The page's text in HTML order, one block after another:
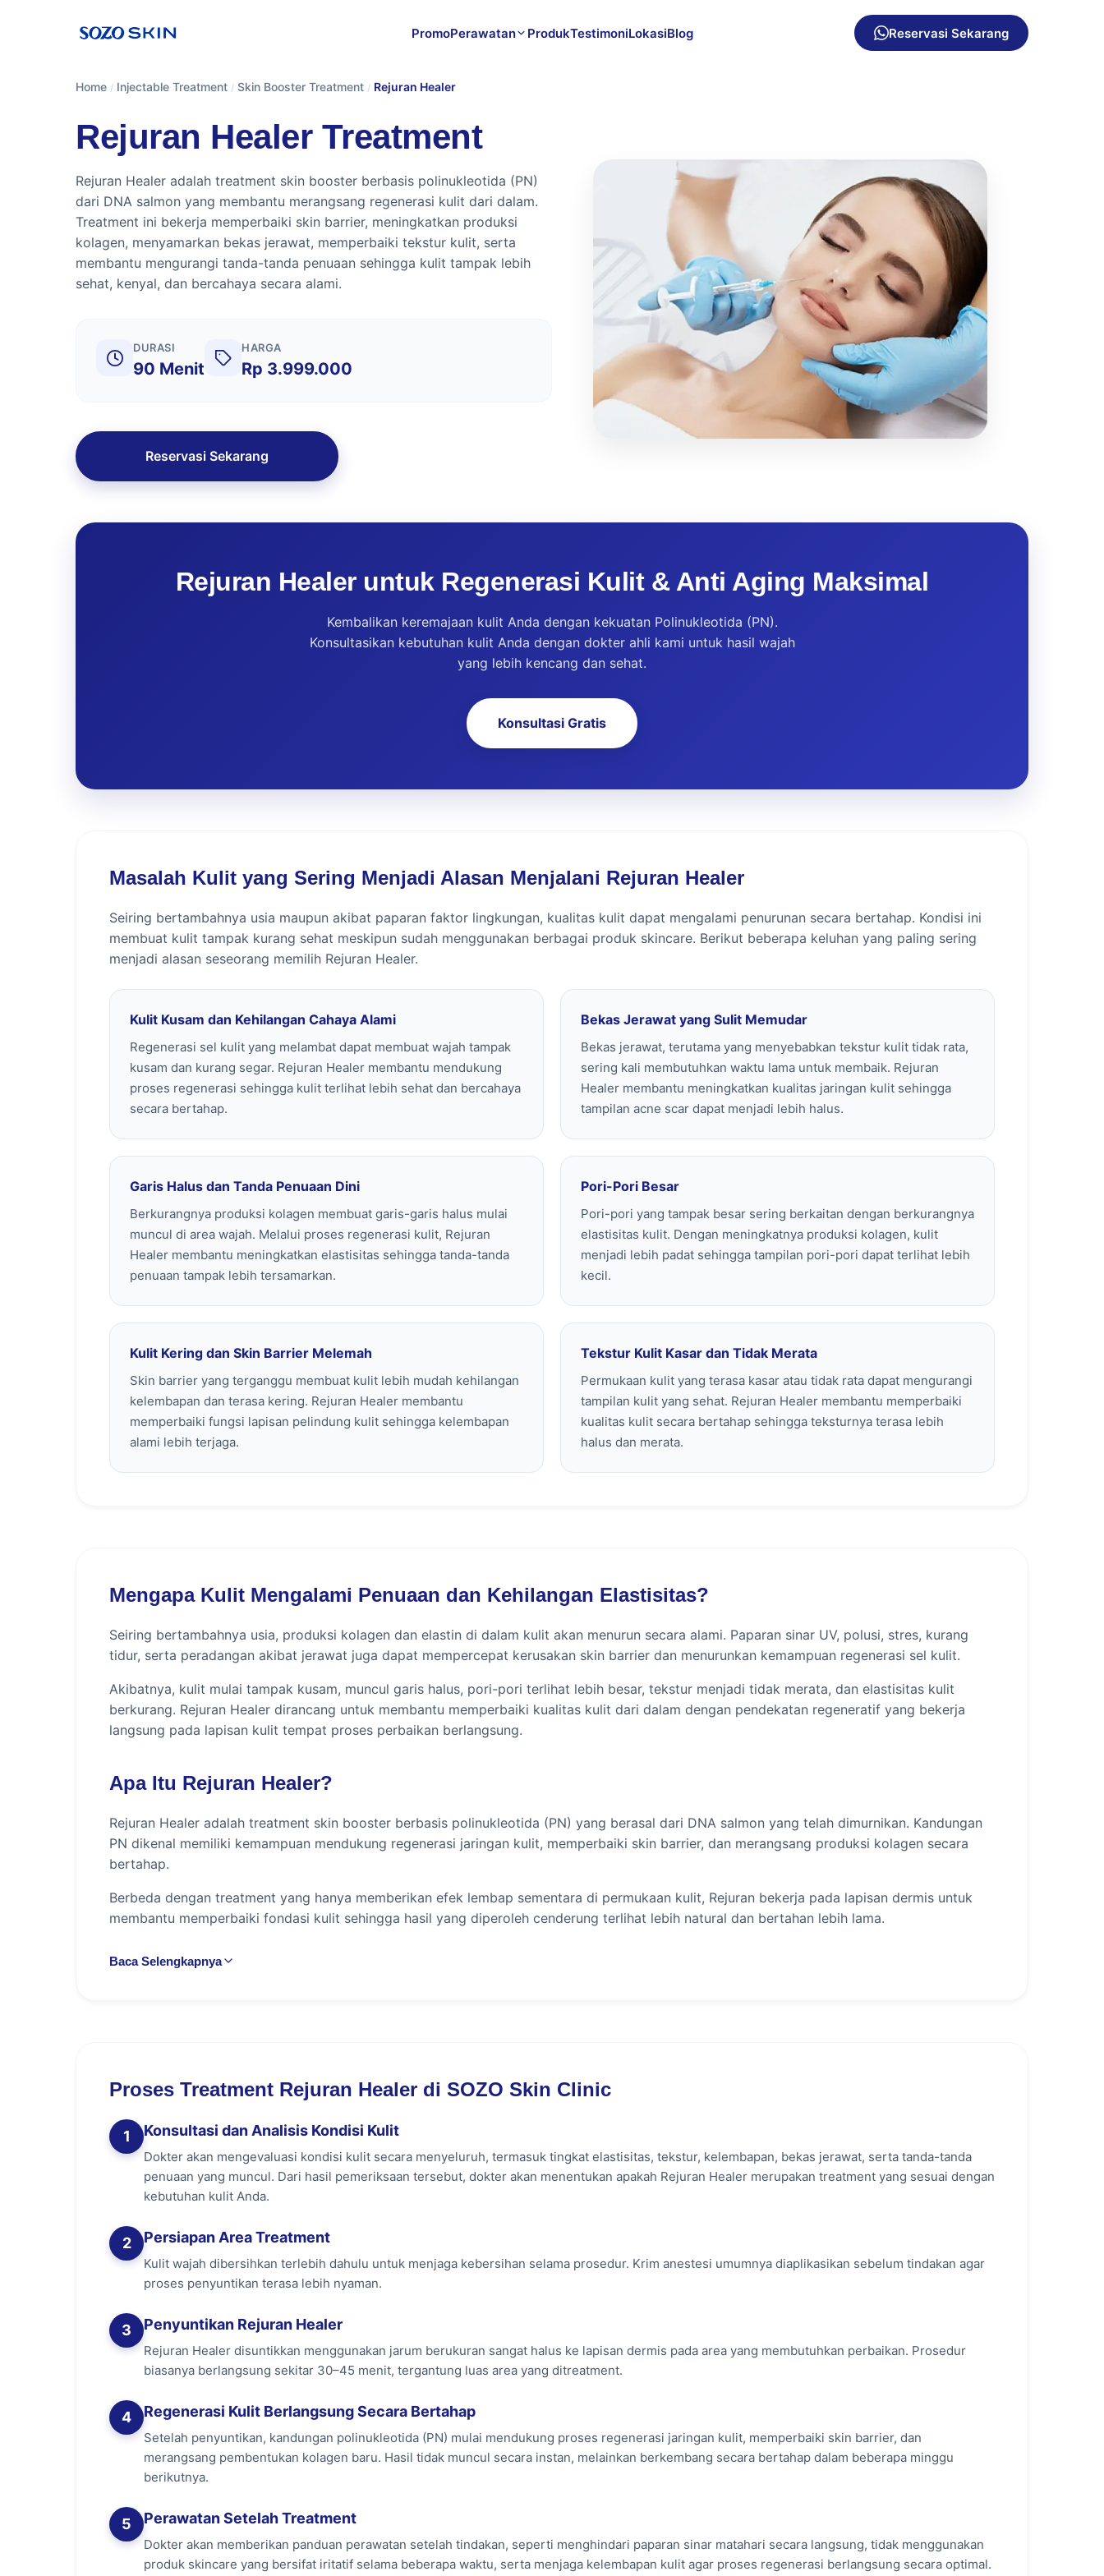
PromoPerawatan ProdukTestimoniLokasiBlog Reservasi Sekarang
Home / Injectable Treatment / Skin Booster Treatment / Rejuran Healer
Rejuran Healer Treatment
Rejuran Healer adalah treatment skin booster berbasis polinukleotida (PN)
dari DNA salmon yang membantu merangsang regenerasi kulit dari dalam.
Treatment ini bekerja memperbaiki skin barrier, meningkatkan produksi
kolagen, menyamarkan bekas jerawat, memperbaiki tekstur kulit, serta
membantu mengurangi tanda-tanda penuaan sehingga kulit tampak lebih
sehat, kenyal, dan bercahaya secara alami.
DURASI
90 Menit
HARGA
Rp 3.999.000
Reservasi Sekarang
Rejuran Healer untuk Regenerasi Kulit & Anti Aging Maksimal
Kembalikan keremajaan kulit Anda dengan kekuatan Polinukleotida (PN).
Konsultasikan kebutuhan kulit Anda dengan dokter ahli kami untuk hasil wajah
yang lebih kencang dan sehat.
Konsultasi Gratis
Masalah Kulit yang Sering Menjadi Alasan Menjalani Rejuran Healer
Seiring bertambahnya usia maupun akibat paparan faktor lingkungan, kualitas kulit dapat mengalami penurunan secara bertahap. Kondisi ini
membuat kulit tampak kurang sehat meskipun sudah menggunakan berbagai produk skincare. Berikut beberapa keluhan yang paling sering
menjadi alasan seseorang memilih Rejuran Healer.
Kulit Kusam dan Kehilangan Cahaya Alami
Regenerasi sel kulit yang melambat dapat membuat wajah tampak
kusam dan kurang segar. Rejuran Healer membantu mendukung
proses regenerasi sehingga kulit terlihat lebih sehat dan bercahaya
secara bertahap.
Bekas Jerawat yang Sulit Memudar
Bekas jerawat, terutama yang menyebabkan tekstur kulit tidak rata,
sering kali membutuhkan waktu lama untuk membaik. Rejuran
Healer membantu meningkatkan kualitas jaringan kulit sehingga
tampilan acne scar dapat menjadi lebih halus.
Garis Halus dan Tanda Penuaan Dini
Berkurangnya produksi kolagen membuat garis-garis halus mulai
muncul di area wajah. Melalui proses regenerasi kulit, Rejuran
Healer membantu meningkatkan elastisitas sehingga tanda-tanda
penuaan tampak lebih tersamarkan.
Pori-Pori Besar
Pori-pori yang tampak besar sering berkaitan dengan berkurangnya
elastisitas kulit. Dengan meningkatnya produksi kolagen, kulit
menjadi lebih padat sehingga tampilan pori-pori dapat terlihat lebih
kecil.
Kulit Kering dan Skin Barrier Melemah
Skin barrier yang terganggu membuat kulit lebih mudah kehilangan
kelembapan dan terasa kering. Rejuran Healer membantu
memperbaiki fungsi lapisan pelindung kulit sehingga kelembapan
alami lebih terjaga.
Tekstur Kulit Kasar dan Tidak Merata
Permukaan kulit yang terasa kasar atau tidak rata dapat mengurangi
tampilan kulit yang sehat. Rejuran Healer membantu memperbaiki
kualitas kulit secara bertahap sehingga teksturnya terasa lebih
halus dan merata.
Mengapa Kulit Mengalami Penuaan dan Kehilangan Elastisitas?
Seiring bertambahnya usia, produksi kolagen dan elastin di dalam kulit akan menurun secara alami. Paparan sinar UV, polusi, stres, kurang
tidur, serta peradangan akibat jerawat juga dapat mempercepat kerusakan skin barrier dan menurunkan kemampuan regenerasi sel kulit.
Akibatnya, kulit mulai tampak kusam, muncul garis halus, pori-pori terlihat lebih besar, tekstur menjadi tidak merata, dan elastisitas kulit
berkurang. Rejuran Healer dirancang untuk membantu memperbaiki kualitas kulit dari dalam dengan pendekatan regeneratif yang bekerja
langsung pada lapisan kulit tempat proses perbaikan berlangsung.
Apa Itu Rejuran Healer?
Rejuran Healer adalah treatment skin booster berbasis polinukleotida (PN) yang berasal dari DNA salmon yang telah dimurnikan. Kandungan
PN dikenal memiliki kemampuan mendukung regenerasi jaringan kulit, memperbaiki skin barrier, dan merangsang produksi kolagen secara
bertahap.
Berbeda dengan treatment yang hanya memberikan efek lembap sementara di permukaan kulit, Rejuran bekerja pada lapisan dermis untuk
membantu memperbaiki fondasi kulit sehingga hasil yang diperoleh cenderung terlihat lebih natural dan bertahan lebih lama.
Bagaimana Cara Kerja Rejuran Healer?
Fibroblast dirangsang untuk meningkatkan produksi kolagen dan elastin.
Skin barrier menjadi lebih kuat sehingga kemampuan kulit mempertahankan kelembapan meningkat.
Regenerasi kulit berlangsung bertahap dan kualitas kulit tampak semakin membaik dari waktu ke waktu.
Karena prosesnya mengikuti mekanisme alami regenerasi kulit, perubahan biasanya tidak terjadi secara instan, tetapi berkembang secara
progresif setelah beberapa minggu.
Masalah Kulit yang Dapat Diatasi Rejuran Healer
Kulit Kusam:Membantu meningkatkan regenerasi sel sehingga kulit tampak lebih cerah dan bercahaya.
Bekas Jerawat (Acne Scar):Membantu memperbaiki kualitas jaringan kulit sehingga tekstur bekas jerawat tampak lebih halus.
Garis Halus dan Kerutan:Membantu menyamarkan tanda awal penuaan dengan meningkatkan elastisitas kulit.
Kulit Kering:Perbaikan skin barrier membantu kulit mempertahankan kelembapan lebih baik.
Tekstur Kulit Tidak Merata:
Manfaat Utama Rejuran Healer
Memperbaiki Skin Barrier:Membantu memperkuat lapisan pelindung kulit agar lebih tahan terhadap iritasi dan kehilangan kelembapan.
Baca Selengkapnya
Proses Treatment Rejuran Healer di SOZO Skin Clinic
1 Konsultasi dan Analisis Kondisi Kulit
Dokter akan mengevaluasi kondisi kulit secara menyeluruh, termasuk tingkat elastisitas, tekstur, kelembapan, bekas jerawat, serta tanda-tanda
penuaan yang muncul. Dari hasil pemeriksaan tersebut, dokter akan menentukan apakah Rejuran Healer merupakan treatment yang sesuai dengan
kebutuhan kulit Anda.
2 Persiapan Area Treatment
Kulit wajah dibersihkan terlebih dahulu untuk menjaga kebersihan selama prosedur. Krim anestesi umumnya diaplikasikan sebelum tindakan agar
proses penyuntikan terasa lebih nyaman.
3 Penyuntikan Rejuran Healer
Rejuran Healer disuntikkan menggunakan jarum berukuran sangat halus ke lapisan dermis pada area yang membutuhkan perbaikan. Prosedur
biasanya berlangsung sekitar 30–45 menit, tergantung luas area yang ditreatment.
4 Regenerasi Kulit Berlangsung Secara Bertahap
Setelah penyuntikan, kandungan polinukleotida (PN) mulai mendukung proses regenerasi jaringan kulit, memperbaiki skin barrier, dan
merangsang pembentukan kolagen baru. Hasil tidak muncul secara instan, melainkan berkembang secara bertahap dalam beberapa minggu
berikutnya.
5 Perawatan Setelah Treatment
Dokter akan memberikan panduan perawatan setelah tindakan, seperti menghindari paparan sinar matahari secara langsung, tidak menggunakan
produk skincare yang bersifat iritatif selama beberapa waktu, serta menjaga kelembapan kulit agar proses regenerasi berlangsung secara optimal.